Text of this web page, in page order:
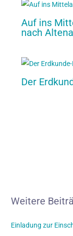
Auf ins
nach Altena
Der
Weitere
Einladung zur